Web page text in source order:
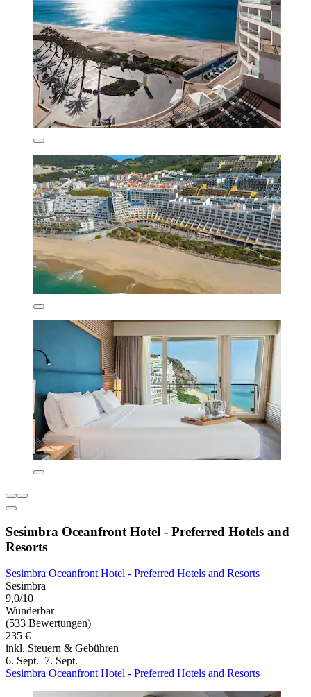
Sesimbra Oceanfront Hotel - Preferred Hotels and
Resorts
Sesimbra Oceanfront Hotel - Preferred Hotels and Resorts
Sesimbra
9,0/10
Wunderbar
(533 Bewertungen)
235 €
inkl. Steuern & Gebühren
6. Sept.–7. Sept.
Sesimbra Oceanfront Hotel - Preferred Hotels and Resorts